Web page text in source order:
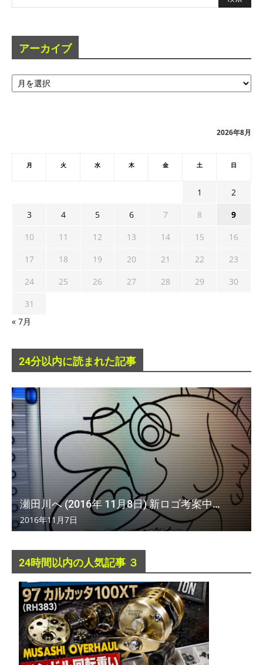
アーカイブ
ア
ー
2026年8月
月 火 水 木 金 土 日
1
2
3
4 5 6 7 8
9
10
11 12 13 14 15
16
17
18 19 20 21 22
23
24
25 26 27 28 29
30
31
« 7月
24分以内に読まれた記事
瀬田川へ (2016年 11月8日) 新ロゴ考案中…
2016年11月7日
24時間以内の人気記事 ３